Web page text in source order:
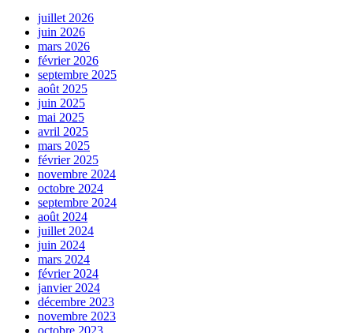
juillet 2026
juin 2026
mars 2026
février 2026
septembre 2025
août 2025
juin 2025
mai 2025
avril 2025
mars 2025
février 2025
novembre 2024
octobre 2024
septembre 2024
août 2024
juillet 2024
juin 2024
mars 2024
février 2024
janvier 2024
décembre 2023
novembre 2023
octobre 2023